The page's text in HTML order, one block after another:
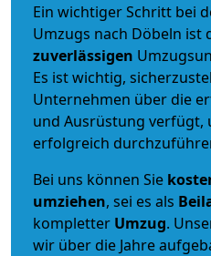
Ein wichtiger Schritt bei
Umzugs nach Döbeln ist
zuverlässigen
Es ist wichtig,
Unternehmen über die
und Ausrüstung verfügt,
erfolgreich
Bei uns können Sie
umziehen, sei es als
kompletter Umzug.
wir über die Jahre